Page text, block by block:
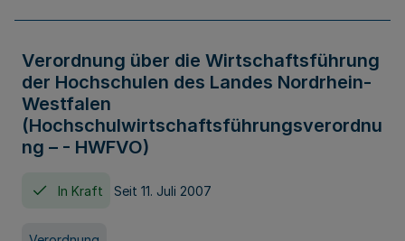
Verordnung über die Wirtschaftsführung
der Hochschulen des Landes Nordrhein-
Westfalen
(Hochschulwirtschaftsführungsverordnu
ng – - HWFVO)
In Kraft Seit 11. Juli 2007